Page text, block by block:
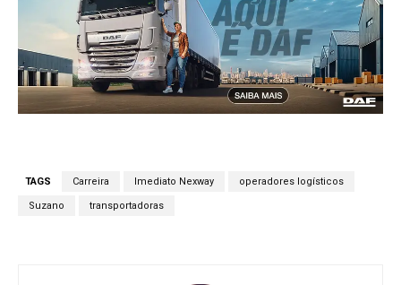
TAGS Carreira Imediato Nexway operadores logísticos
Suzano transportadoras